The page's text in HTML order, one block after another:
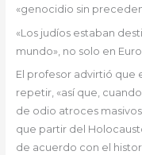
«genocidio sin
«Los judíos estaban
mundo», no solo en
El profesor advirtió que
repetir, «así que,
de odio atroces
que partir del
de acuerdo con el